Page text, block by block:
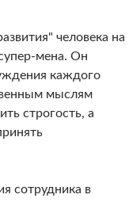
человека на
мена. Он
каждого
мыслям
строгость, а
сотрудника в